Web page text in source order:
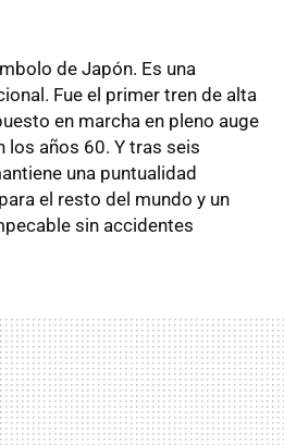
de Japón. Es una
Fue el primer tren de alta
en marcha en pleno auge
los años 60. Y tras seis
una puntualidad
el resto del mundo y un
sin accidentes